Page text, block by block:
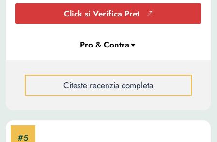
Click si Verifica Pret
Citeste recenzia completa